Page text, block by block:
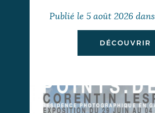
Publié le 5 août 2026 dans
DÉCOUVRIR